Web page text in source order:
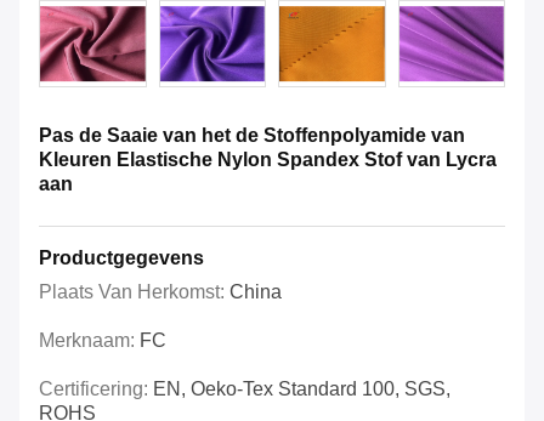
Pas de Saaie van het de Stoffenpolyamide van
Kleuren Elastische Nylon Spandex Stof van Lycra
aan
Productgegevens
Plaats Van Herkomst: China
Merknaam: FC
Certificering: EN, Oeko-Tex Standard 100, SGS,
ROHS